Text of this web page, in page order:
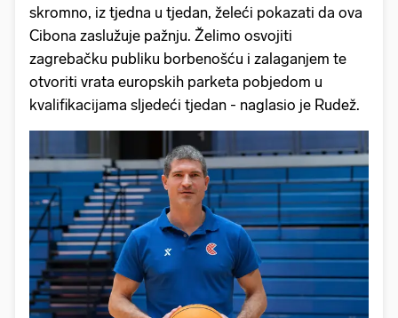
skromno, iz tjedna u tjedan, želeći pokazati da ova
Cibona zaslužuje pažnju. Želimo osvojiti
zagrebačku publiku borbenošću i zalaganjem te
otvoriti vrata europskih parketa pobjedom u
kvalifikacijama sljedeći tjedan - naglasio je Rudež.